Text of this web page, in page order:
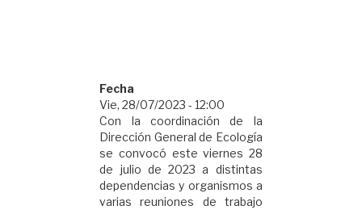
Fecha
Vie, 28/07/2023 - 12:00
Con la coordinación de la
Dirección General de Ecología
se convocó este viernes 28
de julio de 2023 a distintas
dependencias y organismos a
varias reuniones de trabajo